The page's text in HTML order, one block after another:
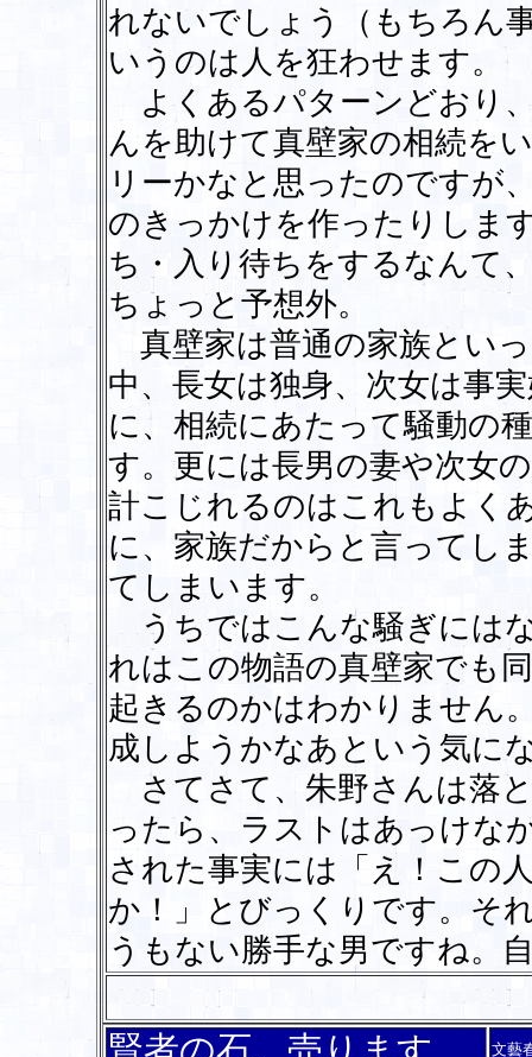
れないでしょう（もちろん
いうのは人を狂わせます。
よくあるパターンどおり
んを助けて真壁家の相続を
リーかなと思ったのですが
のきっかけを作ったりしま
ち・入り待ちをするなんて
ちょっと予想外。
真壁家は普通の家族とい
中、長女は独身、次女は事
に、相続にあたって騒動の
す。更には長男の妻や次女
計こじれるのはこれもよく
に、家族だからと言ってし
てしまいます。
うちではこんな騒ぎには
れはこの物語の真壁家でも
起きるのかはわかりません
成しようかなあという気に
さてさて、朱野さんは落
ったら、ラストはあっけな
された事実には「え！この
か！」とびっくりです。そ
うもない勝手な男ですね。
文藝